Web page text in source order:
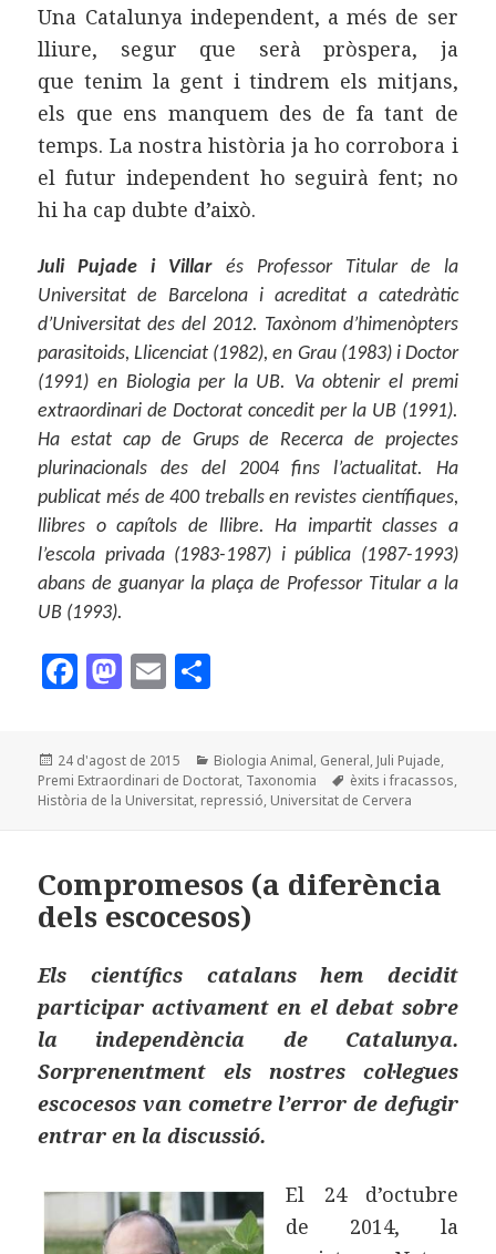
Una Catalunya independent, a més de ser
lliure, segur que serà pròspera, ja
que tenim la gent i tindrem els mitjans,
els que ens manquem des de fa tant de
temps. La nostra història ja ho corrobora i
el futur independent ho seguirà fent; no
hi ha cap dubte d’això.
Juli Pujade i Villarés Professor Titular de la
Universitat de Barcelona i acreditat a catedràtic
d’Universitat des del 2012. Taxònom d’himenòpters
parasitoids, Llicenciat (1982), en Grau (1983) i Doctor
(1991) en Biologia per la UB. Va obtenir el premi
extraordinari de Doctorat concedit per la UB (1991).
Ha estat cap de Grups de Recerca de projectes
plurinacionals des del 2004 fins l’actualitat. Ha
publicat més de 400 treballs en revistes científiques,
llibres o capítols de llibre. Ha impartit classes a
l’escola privada (1983-1987) i pública (1987-1993)
abans de guanyar la plaça de Professor Titular a la
UB (1993).
F
c
e
b
o
k
M
to
d
o
E
l
m
p
a
ei
x
Publicat
el
24 d'agost de 2015 Categories
Biologia Animal, General, Juli Pujade,
Premi Extraordinari de Doctorat, Taxonomia Etiquetes
èxits i fracassos,
Història de la Universitat, repressió, Universitat de Cervera
Compromesos (a diferència
dels escocesos)
Els científics catalans hem decidit
participar activament en el debat sobre
la independència de Catalunya.
Sorprenentment els nostres col·legues
escocesos van cometre l’error de defugir
entrar en la discussió.
El 24 d’octubre
de 2014, la